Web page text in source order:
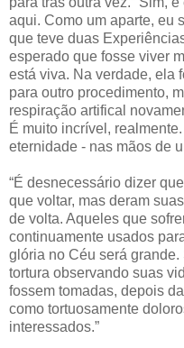
aqui. Como um aparte, eu
que teve duas
esperado que fosse viver
está viva. Na verdade, ela
para outro procedimento,
respiração artifical
É muito incrível,
eternidade - nas mãos de
“É desnecessário dizer
que voltar, mas deram
de volta. Aqueles que
continuamente usados
glória no Céu será
tortura observando suas
fossem tomadas, depois
como tortuosamente
interessados.”